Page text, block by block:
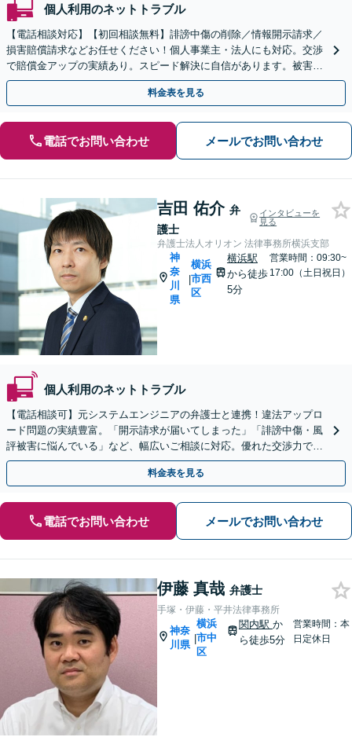
個人利用のネットトラブル
【電話相談対応】【初回相談無料】誹謗中傷の削除／情報開示請求／
損害賠償請求などお任せください！個人事業主・法人にも対応。交渉
で賠償金アップの実績あり。スピード解決に自信があります。被害が
広がる前にお早めにご相談ください。【夜間・休日面談可】
料金表を見る
電話でお問い合わせ メールでお問い合わせ
吉田 佑介 弁
護士
インタビューを
見る
弁護士法人オリオン 法律事務所横浜支部
神
奈
川
県
|
横浜
市西
区
横浜駅
から徒歩
5分
営業時間：09:30~
17:00（土日祝日）
個人利用のネットトラブル
【電話相談可】元システムエンジニアの弁護士と連携！違法アップロ
ード問題の実績豊富。「開示請求が届いてしまった」「誹謗中傷・風
評被害に悩んでいる」など、幅広いご相談に対応。優れた交渉力で最
短の解決を目指します【横浜駅8分】【夜間・休日対応】
料金表を見る
電話でお問い合わせ メールでお問い合わせ
伊藤 真哉 弁護士
手塚・伊藤・平井法律事務所
神奈
川県
|
横浜
市中
区
関内駅 か
ら徒歩5分
営業時間：本
日定休日